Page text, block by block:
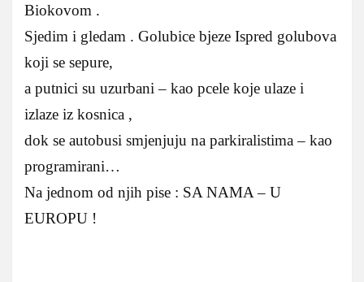
Biokovom .
Sjedim i gledam . Golubice bjeze Ispred golubova
koji se sepure,
a putnici su uzurbani – kao pcele koje ulaze i
izlaze iz kosnica ,
dok se autobusi smjenjuju na parkiralistima – kao
programirani…
Na jednom od njih pise : SA NAMA – U
EUROPU !